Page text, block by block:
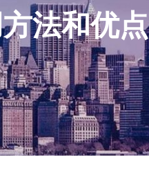
法和优点